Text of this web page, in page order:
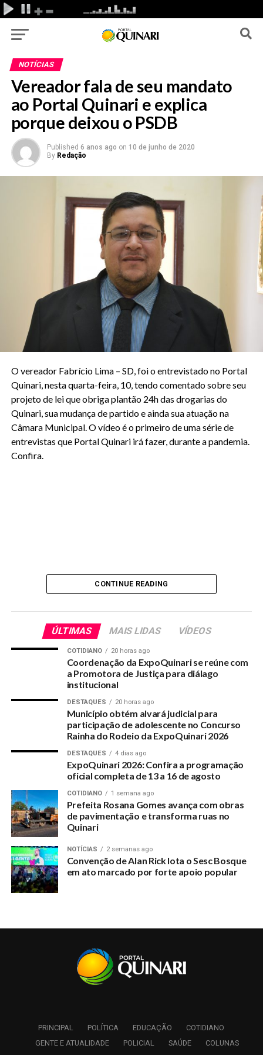
NOTÍCIAS
Vereador fala de seu mandato
ao Portal Quinari e explica
porque deixou o PSDB
Published 6 anos ago on 10 de junho de 2020
By Redação
O vereador Fabrício Lima – SD, foi o entrevistado no Portal
Quinari, nesta quarta-feira, 10, tendo comentado sobre seu
projeto de lei que obriga plantão 24h das drogarias do
Quinari, sua mudança de partido e ainda sua atuação na
Câmara Municipal. O vídeo é o primeiro de uma série de
entrevistas que Portal Quinari irá fazer, durante a pandemia.
Confira.
RELATED TOPICS: VIDEOS
Entrevista com Advogado Dauster Maciel sobre as
eleições 2020
DON'T MISS
Lavagem de carros em barreira não surte efeito no
Quinari contra o Covid-19
CONTINUE READING
ÚLTIMAS MAIS LIDAS VÍDEOS
COTIDIANO 20 horas ago
Coordenação da ExpoQuinari se reúne com
a Promotora de Justiça para diálago
institucional
DESTAQUES 20 horas ago
Município obtém alvará judicial para
participação de adolescente no Concurso
Rainha do Rodeio da ExpoQuinari 2026
DESTAQUES 4 dias ago
ExpoQuinari 2026: Confira a programação
oficial completa de 13 a 16 de agosto
COTIDIANO 1 semana ago
Prefeita Rosana Gomes avança com obras
de pavimentação e transforma ruas no
Quinari
NOTÍCIAS 2 semanas ago
Convenção de Alan Rick lota o Sesc Bosque
em ato marcado por forte apoio popular
PRINCIPAL POLÍTICA EDUCAÇÃO
COTIDIANO
GENTE E ATUALIDADE
POLICIAL SAÚDE COLUNAS